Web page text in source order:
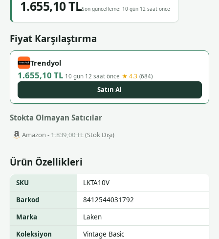
1.655,10 TLSon güncelleme: 10 gün 12 saat önce
Fiyat Karşılaştırma
Trendyol
1.655,10 TL 10 gün 12 saat önce ★ 4.3 (684)
Satın Al
Stokta Olmayan Satıcılar
Amazon -1.839,00 TL(Stok Dışı)
Ürün Özellikleri
SKU
LKTA10V
Barkod
8412544031792
Marka
Laken
Koleksiyon
Vintage Basic